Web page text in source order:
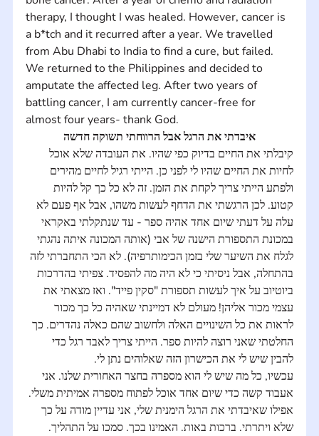
therapy, I thought I was healed. However, cancer is
a b*tch and it recurred after a year. We travelled
from Abu Dhabi to India to find a cure, but failed.
We returned to the Philippines and decided to
amputate the affected leg. After two years of
battling cancer, I am currently cancer-free for
almost four years- thank God.
איבדתי את הרגל אבל הרווחתי תשוקה חדשה
קיבלתי את החיים בדיוק כפי שהיו. את העובדה שלא אוכל
לחיות את החיים שהיו לי לפני כן. הייתי רגיל לחיים מהירים
ולפתע הייתי צריך לקחת את הזמן. זה לא כל כך קל להיות
קטוע. לכן הרגשתי את הדחף לעשות משהו, אבל אף פעם לא
עלה על דעתי שיום אחד אהיה ספר - עד שנתקלתי באקראי
במכונת התספורת הישנה של אבי (אותה המכונה איתה נהגתי
לגלח את השיער שלי בזמן הכימותרפיה). לא הכי התחברתי לזה
בהתחלה, אבל ניסיתי כי לא היה מה להפסיד. צפיתי בהדרכות
ביוטיוב על איך לעשות תספורת "סקין פייד". ואז מצאתי את
עצמי מכור אליהן! מעולם לא דמיינתי שאהיה כל כך מכור
לראות את כל השינויים האלה ולחשוב שהם כאלה נהדרים. כך
החלטתי שאני רוצה להיות ספר. הייתי צריך לאבד רגל כדי
להבין שיש לי את הכישרון הזה שאלוהים נתן לי.
עכשיו, כל מה שיש לי הוא מספרה בחצר האחורית שלנו. אני
אעבוד קשה כדי שיום אחד אוכל לפתוח מספרה אמיתית משלי.
אפילו שאיבדתי את הרגל הימנית שלי, אני עדיין מודה על כך
שלא ויתרתי. ברכות באות. האמינו בכך. סמכו על התהליך.